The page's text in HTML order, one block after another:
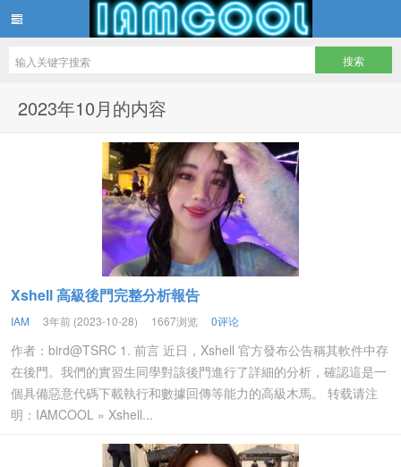
2023年10月的内容
Xshell 高級後門完整分析報告
IAM 3年前 (2023-10-28) 1667浏览 0评论
作者：bird@TSRC 1. 前言 近日，Xshell 官方發布公告稱其軟件中存
在後門。我們的實習生同學對該後門進行了詳細的分析，確認這是一
個具備惡意代碼下載執行和數據回傳等能力的高級木馬。 转载请注
明：IAMCOOL » Xshell...